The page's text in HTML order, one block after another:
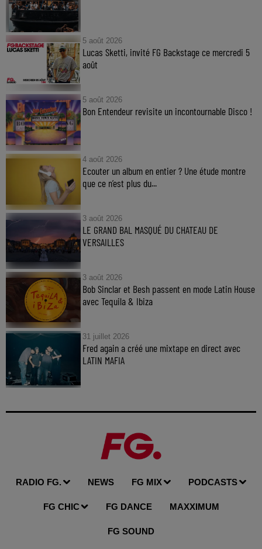
5 août 2026
Lucas Sketti, invité FG Backstage ce mercredi 5
août
5 août 2026
Bon Entendeur revisite un incontournable Disco !
4 août 2026
Ecouter un album en entier ? Une étude montre
que ce n’est plus du...
3 août 2026
LE GRAND BAL MASQUÉ DU CHATEAU DE
VERSAILLES
3 août 2026
Bob Sinclar et Besh passent en mode Latin House
avec Tequila & Ibiza
31 juillet 2026
Fred again a créé une mixtape en direct avec
LATIN MAFIA
RADIO FG. NEWS FG MIX PODCASTS
FG CHIC FG DANCE MAXXIMUM
FG SOUND